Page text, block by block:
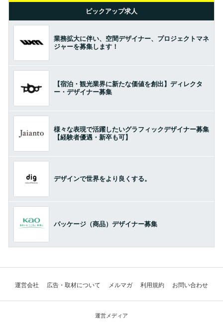
ピックアップ求人
業務拡大に伴い、空間デザイナー、プロジェクトマネ
ジャーを募集します！
【宿泊・観光業界に新たな価値を創出】ディレクタ
ー・デザイナー募集
様々な表現で活躍したいグラフィックデザイナー募集
【経験者優遇・新卒も可】
デザインで世界をより良くする。
パッケージ（商品）デザイナー募集
運営会社 広告・取材について メルマガ 利用規約 お問い合わせ
運営メディア